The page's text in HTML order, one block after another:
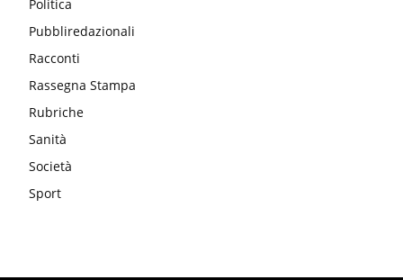
Politica
Pubbliredazionali
Racconti
Rassegna Stampa
Rubriche
Sanità
Società
Sport